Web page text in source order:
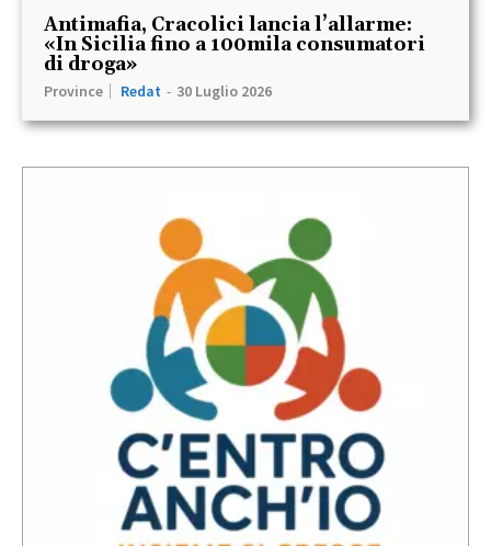
Antimafia, Cracolici lancia l’allarme:
«In Sicilia fino a 100mila consumatori
di droga»
Province Redat - 30 Luglio 2026